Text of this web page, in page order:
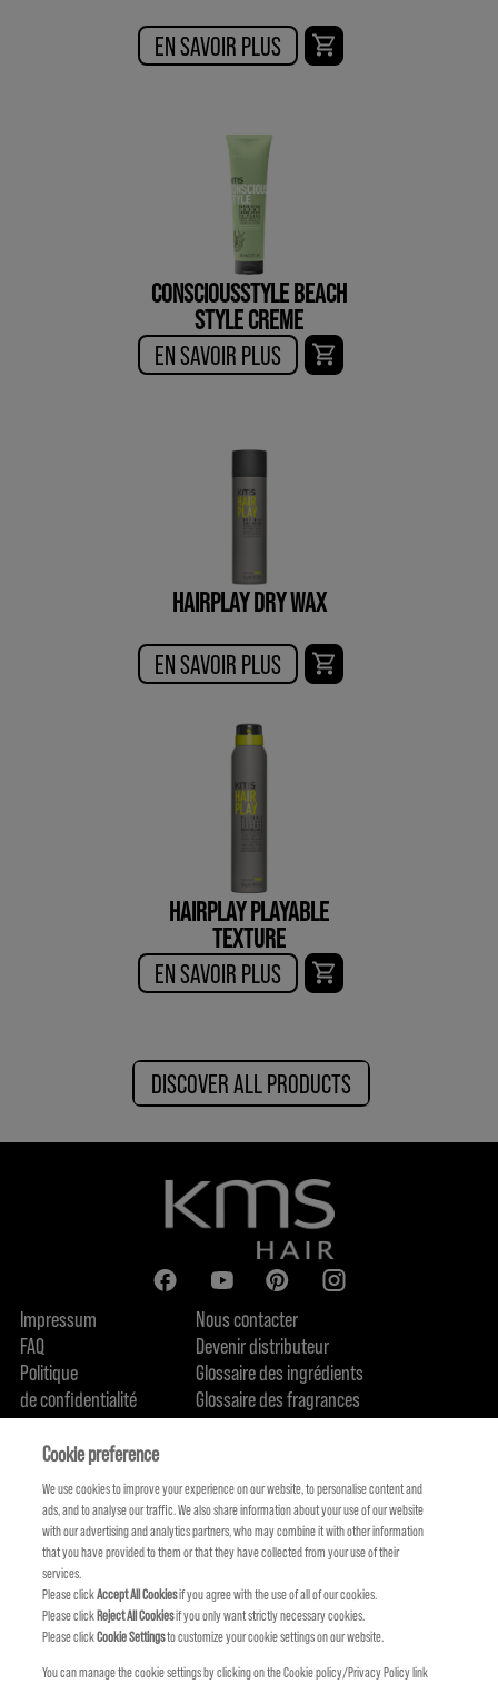
EN SAVOIR PLUS
CONSCIOUSSTYLE BEACH
STYLE CREME
EN SAVOIR PLUS
HAIRPLAY DRY WAX
EN SAVOIR PLUS
HAIRPLAY PLAYABLE
TEXTURE
EN SAVOIR PLUS
DISCOVER ALL PRODUCTS
Impressum
FAQ
Politique
de confidentialité
Politique de cookie
Qui sommes-nous
Nous contacter
Devenir distributeur
Glossaire des ingrédients
Glossaire des fragrances
Engagement en terme de durabilité
Cookie preference
We use cookies to improve your experience on our website, to personalise content and
ads, and to analyse our traffic. We also share information about your use of our website
with our advertising and analytics partners, who may combine it with other information
that you have provided to them or that they have collected from your use of their
services.
Please clickAccept All Cookiesif you agree with the use of all of our cookies.
Please clickReject All Cookiesif you only want strictly necessary cookies.
Please clickCookie Settingsto customize your cookie settings on our website.
You can manage the cookie settings by clicking on the Cookie policy/Privacy Policy link